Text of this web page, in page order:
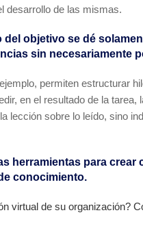
desarrollo de las mismas.
objetivo se dé
sin necesariamente
permiten estructurar
en el resultado de la
sobre lo leído, sino
herramientas para
conocimiento.
virtual de su organización?